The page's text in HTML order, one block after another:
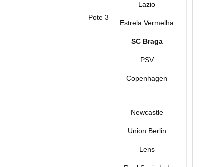
Pote 3
Lazio
Estrela Vermelha
SC Braga
PSV
Copenhagen
Newcastle
Union Berlin
Lens